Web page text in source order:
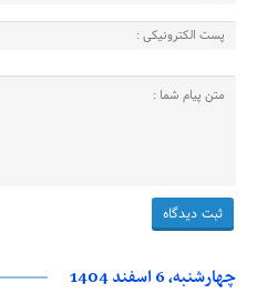
چهارشنبه، 6 اسفند 1404